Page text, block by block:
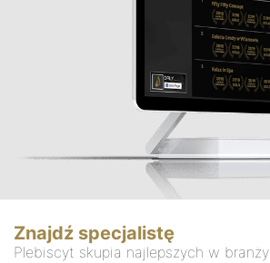
Znajdź specjalistę
Plebiscyt skupia najlepszych w branży